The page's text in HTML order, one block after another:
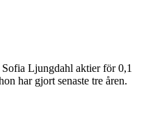
Ljungdahl aktier för 0,1
har gjort senaste tre åren.